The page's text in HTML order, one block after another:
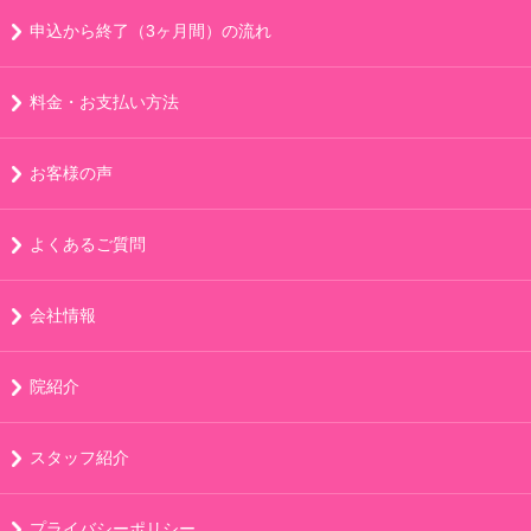
申込から終了（3ヶ月間）の流れ
料金・お支払い方法
お客様の声
よくあるご質問
会社情報
院紹介
スタッフ紹介